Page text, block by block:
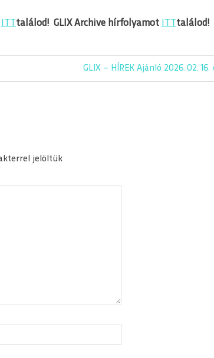
ITTtalálod! GLIX Archive hírfolyamot ITTtalálod!
Next
Post:
GLIX – HÍREK Ajánló 2026. 02. 16.
jelöltük